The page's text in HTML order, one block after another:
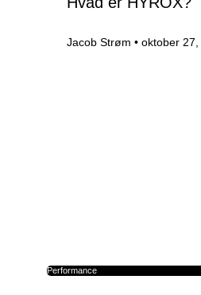
Jacob Strøm oktober 27,
Performance